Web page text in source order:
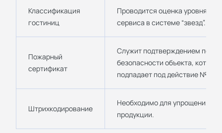
Классификация
гостиниц
Проводится оценка уровня
сервиса в системе “звезд”.
Пожарный
сертификат
Служит подтверждением
безопасности объекта, который
подпадает под действие №
Штрихкодирование
Необходимо для упрощения
продукции.